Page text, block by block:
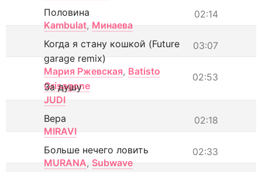
02:14
Половина
Kambulat, Минаева
03:07
Когда я стану кошкой (Future
garage remix)
Мария Ржевская, Batisto
Grisagone
02:53
За душу
JUDI
02:18
Вера
MIRAVI
02:33
Больше нечего ловить
MURANA, Subwave